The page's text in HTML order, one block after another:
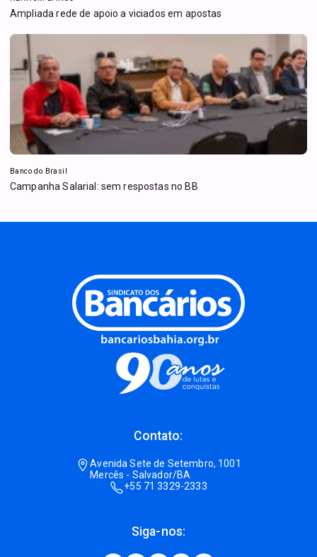
Ampliada rede de apoio a viciados em apostas
Banco do Brasil
Campanha Salarial: sem respostas no BB
Contato:
Avenida Sete de Setembro, 1001
Mercês - Salvador/BA
+55 71 3329-2333
Siga-nos: